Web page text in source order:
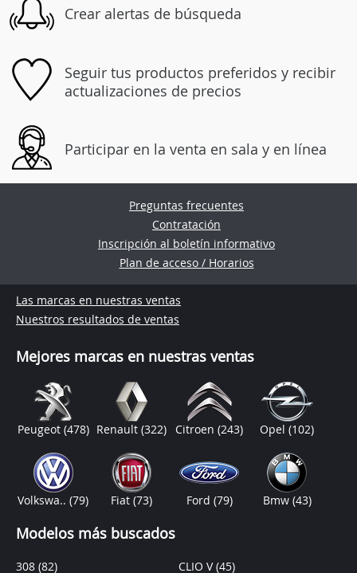
Crear alertas de búsqueda
Seguir tus productos preferidos y recibir
actualizaciones de precios
Participar en la venta en sala y en línea
Preguntas frecuentes
Contratación
Inscripción al boletín informativo
Plan de acceso / Horarios
Las marcas en nuestras ventas
Nuestros resultados de ventas
Mejores marcas en nuestras ventas
Peugeot (478) Renault (322) Citroen(243) Opel(102)
Volkswa..(79) Fiat (73) Ford (79) Bmw (43)
Modelos más buscados
308 (82) CLIO V(45)